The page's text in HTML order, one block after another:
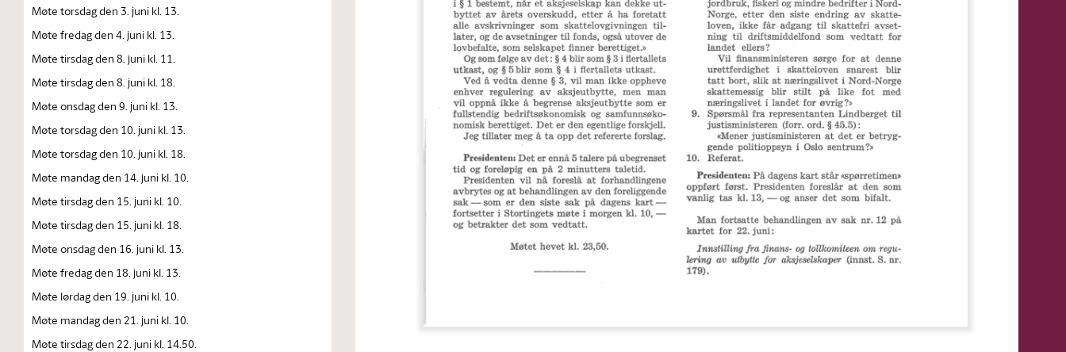
Møte torsdag den 3. juni kl. 13.
Møte fredag den 4. juni kl. 13.
Møte tirsdag den 8. juni kl. 11.
Møte tirsdag den 8. juni kl. 18.
Møte onsdag den 9. juni kl. 13.
Møte torsdag den 10. juni kl. 13.
Møte torsdag den 10. juni kl. 18.
Møte mandag den 14. juni kl. 10.
Møte tirsdag den 15. juni kl. 10.
Møte tirsdag den 15. juni kl. 18.
Møte onsdag den 16. juni kl. 13.
Møte fredag den 18. juni kl. 13.
Møte lørdag den 19. juni kl. 10.
Møte mandag den 21. juni kl. 10.
Møte tirsdag den 22. juni kl. 14.50.